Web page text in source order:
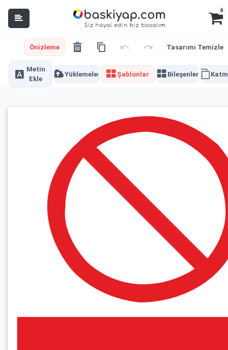
0
Önizleme Tasarımı Temizle
Metin
Ekle
Yüklemeler Şablonlar Bileşenler